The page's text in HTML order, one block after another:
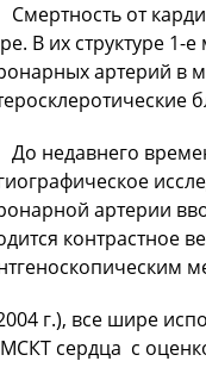
Смертность от
В их структуре 1-
артерий в
До недавнего
артерии
контрастное
г.), все шире
сердца с